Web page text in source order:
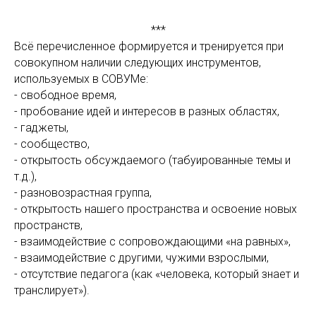
***
Всё перечисленное формируется и тренируется при
совокупном наличии следующих инструментов,
используемых в СОВУМе:
- свободное время,
- пробование идей и интересов в разных областях,
- гаджеты,
- сообщество,
- открытость обсуждаемого (табуированные темы и
т.д.),
- разновозрастная группа,
- открытость нашего пространства и освоение новых
пространств,
- взаимодействие с сопровождающими «на равных»,
- взаимодействие с другими, чужими взрослыми,
- отсутствие педагога (как «человека, который знает и
транслирует»).